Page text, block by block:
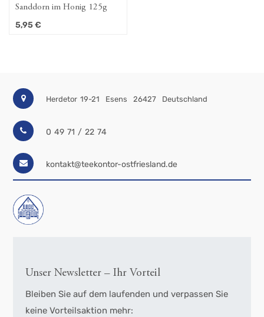
Sanddorn im Honig 125g
5,95€
Herdetor 19-21 Esens 26427 Deutschland
0 49 71 / 22 74
kontakt@teekontor-ostfriesland.de
Unser Newsletter – Ihr Vorteil
Bleiben Sie auf dem laufenden und verpassen Sie
keine Vorteilsaktion mehr: